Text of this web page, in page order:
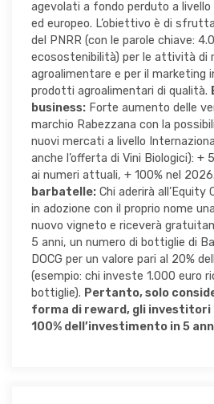
agevolati a fondo perduto a livello
ed europeo. L’obiettivo è di
del PNRR (con le parole chiave:
ecosostenibilità) per le attività di
agroalimentare e per il marketing
prodotti agroalimentari di qualità.
business: Forte aumento delle
marchio Rabezzana con la
nuovi mercati a livello
anche l’offerta di Vini Biologici):
ai numeri attuali, + 100% nel 2026.
barbatelle: Chi aderirà
in adozione con il proprio nome
nuovo vigneto e riceverà
5 anni, un numero di bottiglie di
DOCG per un valore pari al 20%
(esempio: chi investe 1.000 euro
bottiglie). Pertanto, solo
forma di reward, gli investitori
100% dell’investimento in 5